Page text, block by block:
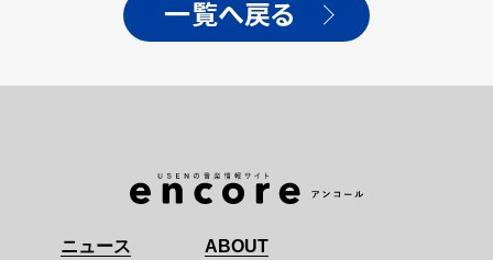
一覧へ戻る
ニュース ABOUT